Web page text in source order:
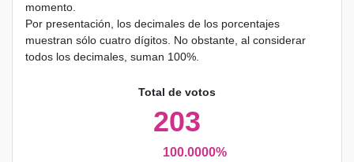
momento.
Por presentación, los decimales de los porcentajes
muestran sólo cuatro dígitos. No obstante, al considerar
todos los decimales, suman 100%.
Total de votos
203
100.0000%